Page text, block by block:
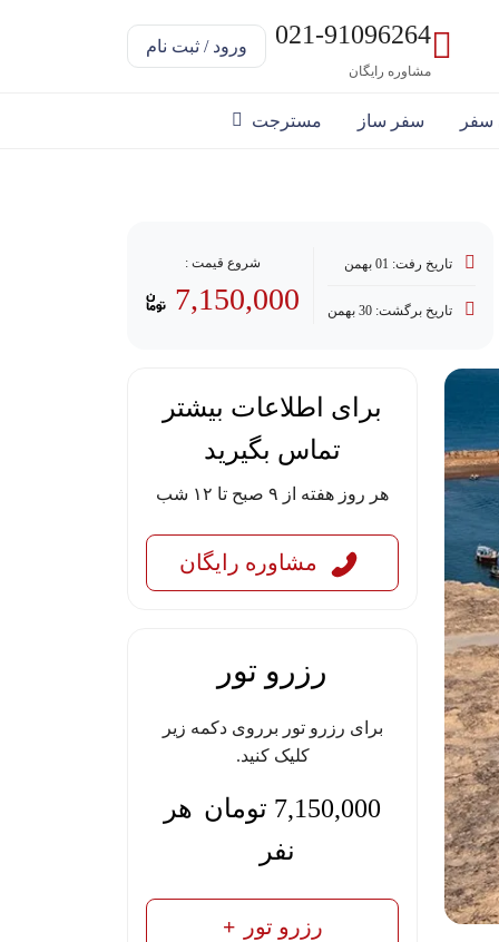
021-91096264
مشاوره رایگان
ورود / ثبت نام
سفر سفر ساز مسترجت
تاریخ رفت: 01 بهمن
تاریخ برگشت: 30 بهمن
شروع قیمت :
7,150,000
برای اطلاعات بیشتر
تماس بگیرید
هر روز هفته از ۹ صبح تا ۱۲ شب
مشاوره رایگان
رزرو تور
برای رزرو تور برروی دکمه زیر
کلیک کنید.
7,150,000 تومان هر
نفر
رزرو تور